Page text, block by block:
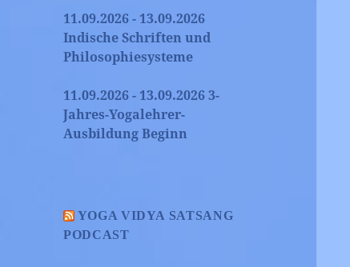
11.09.2026 - 13.09.2026
Indische Schriften und
Philosophiesysteme
11.09.2026 - 13.09.2026 3-
Jahres-Yogalehrer-
Ausbildung Beginn
YOGA VIDYA SATSANG
PODCAST